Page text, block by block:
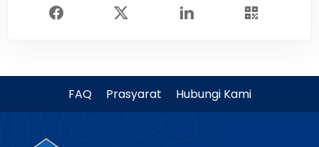
FAQ Prasyarat Hubungi Kami